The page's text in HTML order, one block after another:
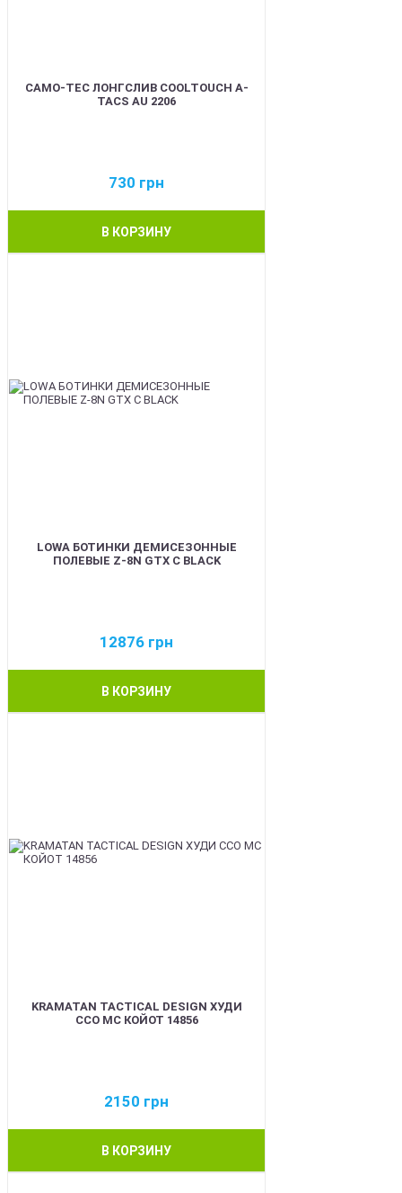
CAMO-TEC ЛОНГСЛИВ COOLTOUCH A-
TACS AU 2206
730 грн
В КОРЗИНУ
LOWA БОТИНКИ ДЕМИСЕЗОННЫЕ
ПОЛЕВЫЕ Z-8N GTX C BLACK
12876 грн
В КОРЗИНУ
KRAMATAN TACTICAL DESIGN ХУДИ
ССО МС КОЙОТ 14856
2150 грн
В КОРЗИНУ